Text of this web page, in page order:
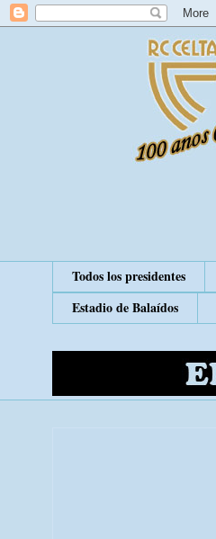
Todos los presidentes
Estadio de Balaídos